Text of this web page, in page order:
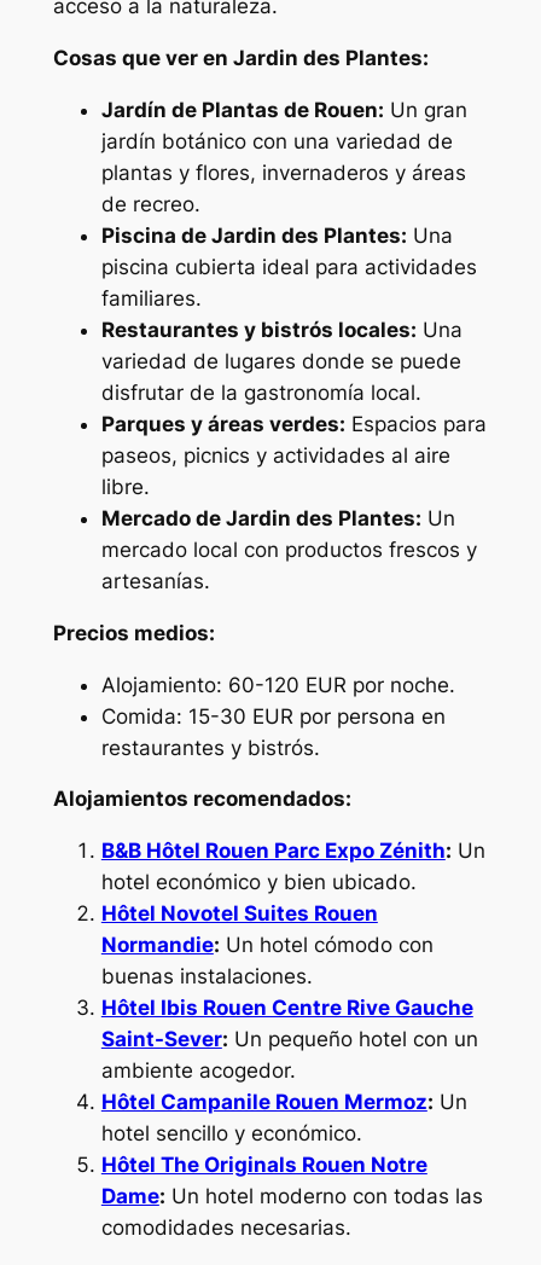
acceso a la naturaleza.
Cosas que ver en Jardin des Plantes:
Jardín de Plantas de Rouen: Un gran
jardín botánico con una variedad de
plantas y flores, invernaderos y áreas
de recreo.
Piscina de Jardin des Plantes: Una
piscina cubierta ideal para actividades
familiares.
Restaurantes y bistrós locales: Una
variedad de lugares donde se puede
disfrutar de la gastronomía local.
Parques y áreas verdes: Espacios para
paseos, picnics y actividades al aire
libre.
Mercado de Jardin des Plantes: Un
mercado local con productos frescos y
artesanías.
Precios medios:
Alojamiento: 60-120 EUR por noche.
Comida: 15-30 EUR por persona en
restaurantes y bistrós.
Alojamientos recomendados:
B&B Hôtel Rouen Parc Expo Zénith: Un
hotel económico y bien ubicado.
Hôtel Novotel Suites Rouen
Normandie: Un hotel cómodo con
buenas instalaciones.
Hôtel Ibis Rouen Centre Rive Gauche
Saint-Sever: Un pequeño hotel con un
ambiente acogedor.
Hôtel Campanile Rouen Mermoz: Un
hotel sencillo y económico.
Hôtel The Originals Rouen Notre
Dame: Un hotel moderno con todas las
comodidades necesarias.